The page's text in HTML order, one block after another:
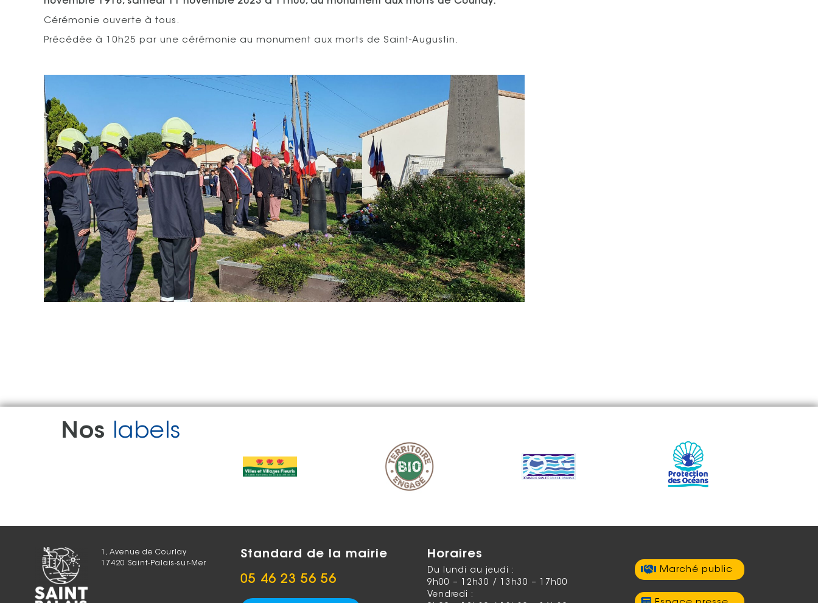
Cérémonie ouverte à tous.
Précédée à 10h25 par une cérémonie au monument aux morts de Saint-Augustin.
Nos labels
1, Avenue de Courlay
17420 Saint-Palais-sur-Mer
Standard de la mairie
05 46 23 56 56
Horaires
Du lundi au jeudi :
9h00 – 12h30 / 13h30 – 17h00
Vendredi :
Marché public